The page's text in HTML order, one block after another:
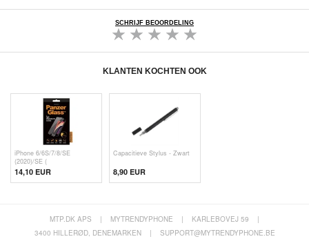
SCHRIJF BEOORDELING
KLANTEN KOCHTEN OOK
iPhone 6/6S/7/8/SE
(2020)/SE (
14,10 EUR
Capacitieve Stylus - Zwart
8,90 EUR
MTP.DK APS | MYTRENDYPHONE | KARLEBOVEJ 59
|
3400 HILLERØD, DENEMARKEN
| SUPPORT@MYTRENDYPHONE.BE